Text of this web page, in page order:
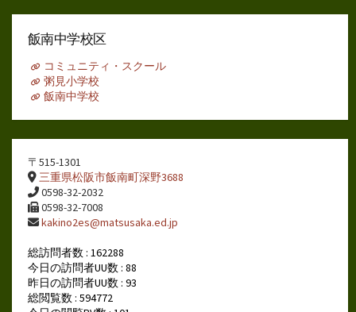
イ
飯南中学校区
コミュニティ・スクール
粥見小学校
飯南中学校
〒515-1301
三重県松阪市飯南町深野3688
0598-32-2032
0598-32-7008
kakino2es@matsusaka.ed.jp
総訪問者数 : 162288
今日の訪問者UU数 : 88
昨日の訪問者UU数 : 93
総閲覧数 : 594772